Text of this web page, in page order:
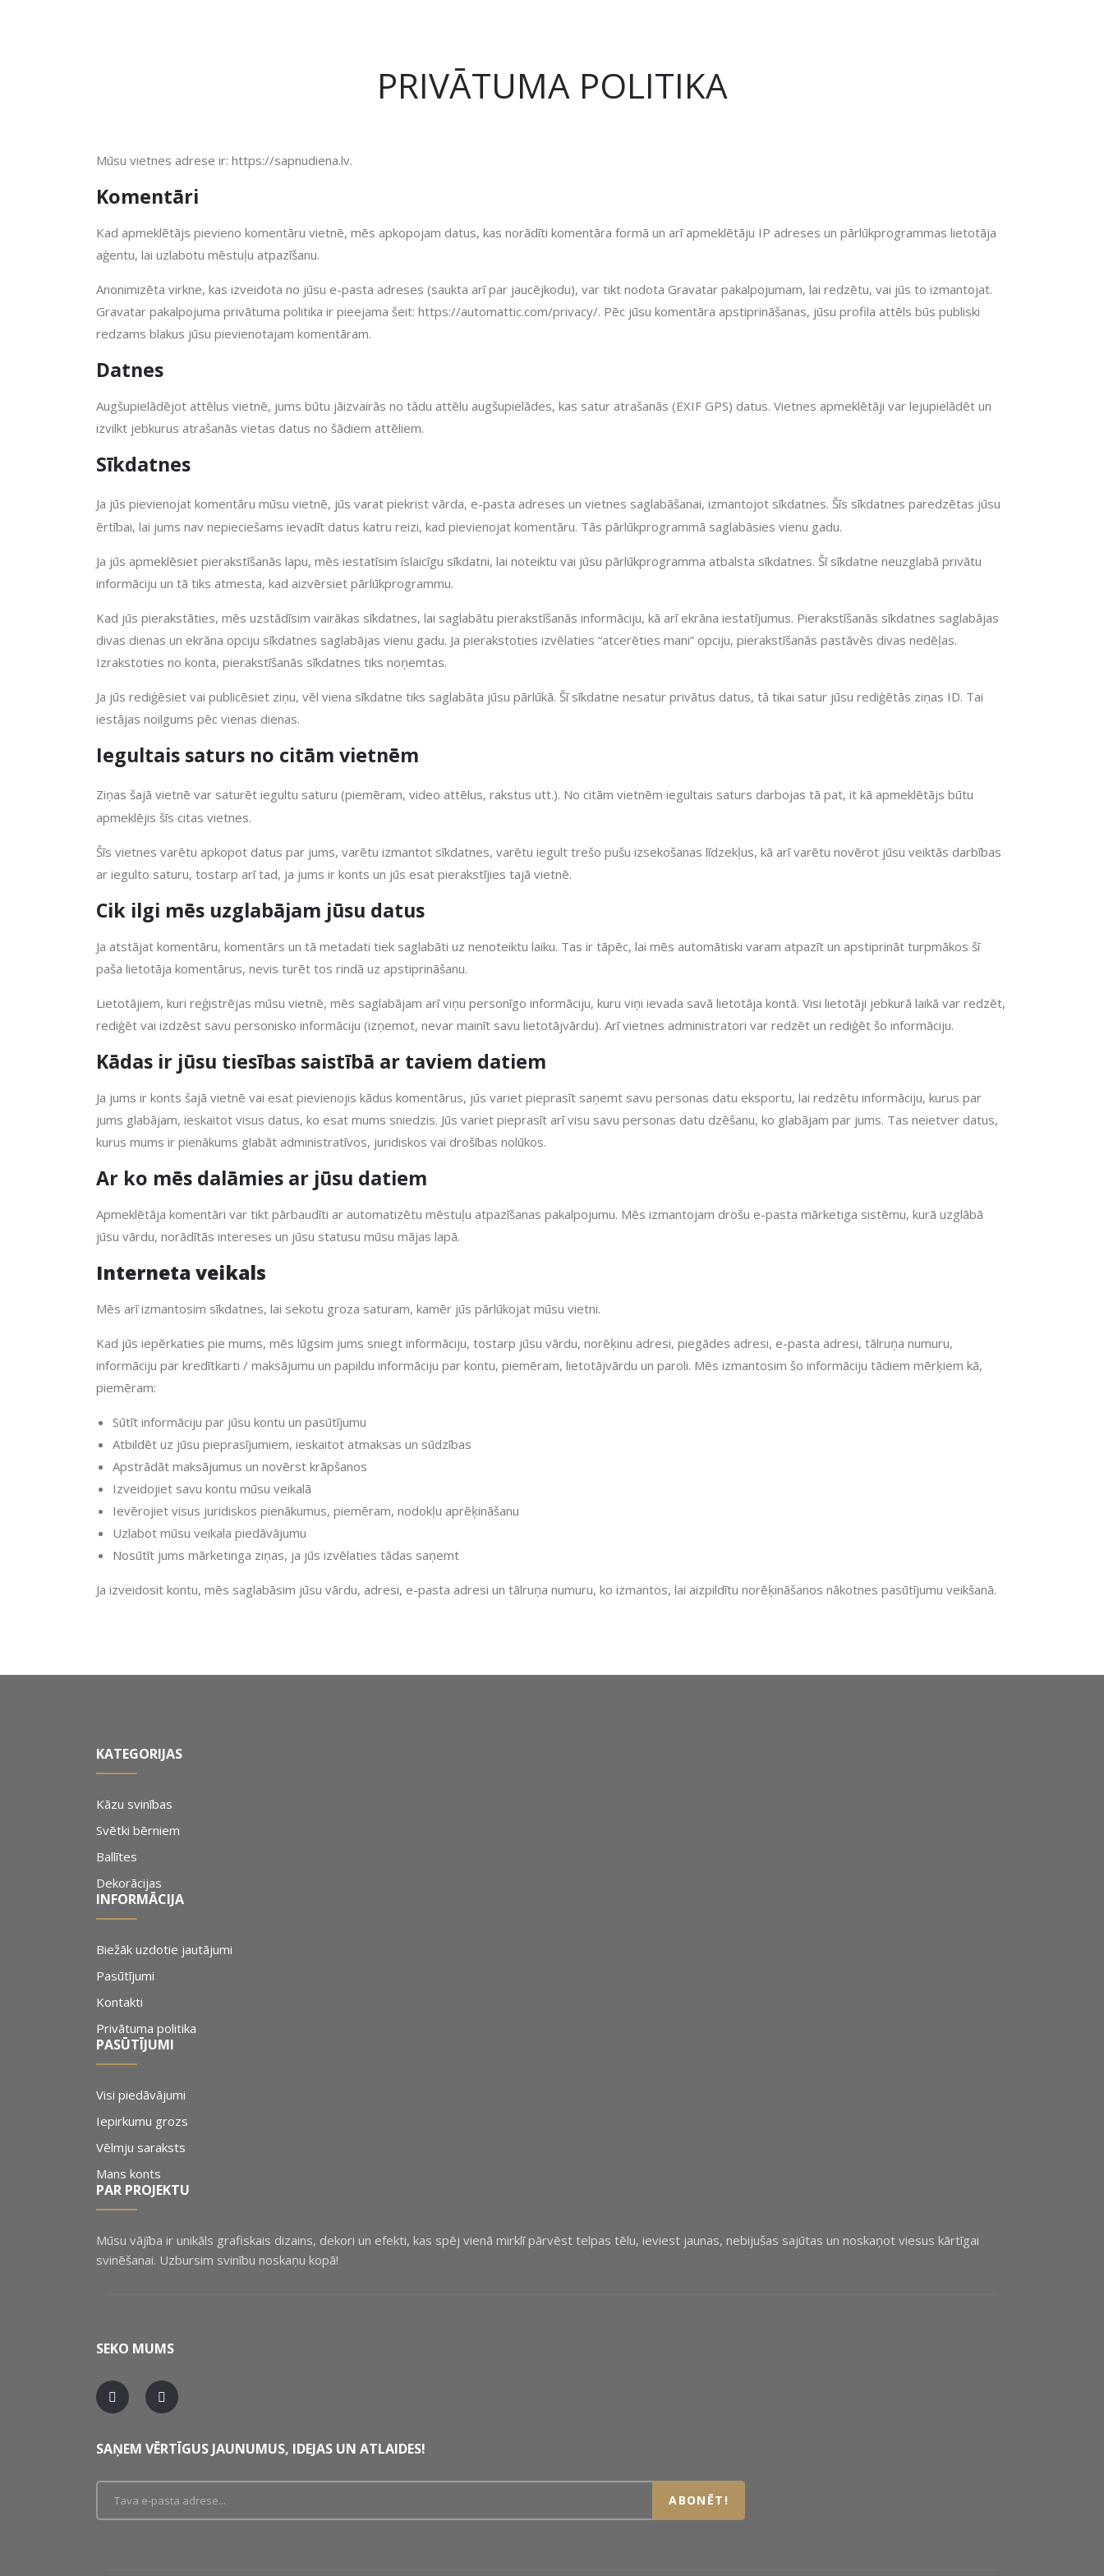
PRIVĀTUMA POLITIKA
Mūsu vietnes adrese ir: https://sapnudiena.lv.
Komentāri
Kad apmeklētājs pievieno komentāru vietnē, mēs apkopojam datus, kas norādīti komentāra formā un arī apmeklētāju IP adreses un pārlūkprogrammas lietotāja
aģentu, lai uzlabotu mēstuļu atpazīšanu.
Anonimizēta virkne, kas izveidota no jūsu e-pasta adreses (saukta arī par jaucējkodu), var tikt nodota Gravatar pakalpojumam, lai redzētu, vai jūs to izmantojat.
Gravatar pakalpojuma privātuma politika ir pieejama šeit: https://automattic.com/privacy/. Pēc jūsu komentāra apstiprināšanas, jūsu profila attēls būs publiski
redzams blakus jūsu pievienotajam komentāram.
Datnes
Augšupielādējot attēlus vietnē, jums būtu jāizvairās no tādu attēlu augšupielādes, kas satur atrašanās (EXIF GPS) datus. Vietnes apmeklētāji var lejupielādēt un
izvilkt jebkurus atrašanās vietas datus no šādiem attēliem.
Sīkdatnes
Ja jūs pievienojat komentāru mūsu vietnē, jūs varat piekrist vārda, e-pasta adreses un vietnes saglabāšanai, izmantojot sīkdatnes. Šīs sīkdatnes paredzētas jūsu
ērtībai, lai jums nav nepieciešams ievadīt datus katru reizi, kad pievienojat komentāru. Tās pārlūkprogrammā saglabāsies vienu gadu.
Ja jūs apmeklēsiet pierakstīšanās lapu, mēs iestatīsim īslaicīgu sīkdatni, lai noteiktu vai jūsu pārlūkprogramma atbalsta sīkdatnes. Šī sīkdatne neuzglabā privātu
informāciju un tā tiks atmesta, kad aizvērsiet pārlūkprogrammu.
Kad jūs pierakstāties, mēs uzstādīsim vairākas sīkdatnes, lai saglabātu pierakstīšanās informāciju, kā arī ekrāna iestatījumus. Pierakstīšanās sīkdatnes saglabājas
divas dienas un ekrāna opciju sīkdatnes saglabājas vienu gadu. Ja pierakstoties izvēlaties “atcerēties mani” opciju, pierakstīšanās pastāvēs divas nedēļas.
Izrakstoties no konta, pierakstīšanās sīkdatnes tiks noņemtas.
Ja jūs rediģēsiet vai publicēsiet ziņu, vēl viena sīkdatne tiks saglabāta jūsu pārlūkā. Šī sīkdatne nesatur privātus datus, tā tikai satur jūsu rediģētās ziņas ID. Tai
iestājas noilgums pēc vienas dienas.
Iegultais saturs no citām vietnēm
Ziņas šajā vietnē var saturēt iegultu saturu (piemēram, video attēlus, rakstus utt.). No citām vietnēm iegultais saturs darbojas tā pat, it kā apmeklētājs būtu
apmeklējis šīs citas vietnes.
Šīs vietnes varētu apkopot datus par jums, varētu izmantot sīkdatnes, varētu iegult trešo pušu izsekošanas līdzekļus, kā arī varētu novērot jūsu veiktās darbības
ar iegulto saturu, tostarp arī tad, ja jums ir konts un jūs esat pierakstījies tajā vietnē.
Cik ilgi mēs uzglabājam jūsu datus
Ja atstājat komentāru, komentārs un tā metadati tiek saglabāti uz nenoteiktu laiku. Tas ir tāpēc, lai mēs automātiski varam atpazīt un apstiprināt turpmākos šī
paša lietotāja komentārus, nevis turēt tos rindā uz apstiprināšanu.
Lietotājiem, kuri reģistrējas mūsu vietnē, mēs saglabājam arī viņu personīgo informāciju, kuru viņi ievada savā lietotāja kontā. Visi lietotāji jebkurā laikā var redzēt,
rediģēt vai izdzēst savu personisko informāciju (izņemot, nevar mainīt savu lietotājvārdu). Arī vietnes administratori var redzēt un rediģēt šo informāciju.
Kādas ir jūsu tiesības saistībā ar taviem datiem
Ja jums ir konts šajā vietnē vai esat pievienojis kādus komentārus, jūs variet pieprasīt saņemt savu personas datu eksportu, lai redzētu informāciju, kurus par
jums glabājam, ieskaitot visus datus, ko esat mums sniedzis. Jūs variet pieprasīt arī visu savu personas datu dzēšanu, ko glabājam par jums. Tas neietver datus,
kurus mums ir pienākums glabāt administratīvos, juridiskos vai drošības nolūkos.
Ar ko mēs dalāmies ar jūsu datiem
Apmeklētāja komentāri var tikt pārbaudīti ar automatizētu mēstuļu atpazīšanas pakalpojumu. Mēs izmantojam drošu e-pasta mārketiga sistēmu, kurā uzglābā
jūsu vārdu, norādītās intereses un jūsu statusu mūsu mājas lapā.
Interneta veikals
Mēs arī izmantosim sīkdatnes, lai sekotu groza saturam, kamēr jūs pārlūkojat mūsu vietni.
Kad jūs iepērkaties pie mums, mēs lūgsim jums sniegt informāciju, tostarp jūsu vārdu, norēķinu adresi, piegādes adresi, e-pasta adresi, tālruņa numuru,
informāciju par kredītkarti / maksājumu un papildu informāciju par kontu, piemēram, lietotājvārdu un paroli. Mēs izmantosim šo informāciju tādiem mērķiem kā,
piemēram:
Sūtīt informāciju par jūsu kontu un pasūtījumu
Atbildēt uz jūsu pieprasījumiem, ieskaitot atmaksas un sūdzības
Apstrādāt maksājumus un novērst krāpšanos
Izveidojiet savu kontu mūsu veikalā
Ievērojiet visus juridiskos pienākumus, piemēram, nodokļu aprēķināšanu
Uzlabot mūsu veikala piedāvājumu
Nosūtīt jums mārketinga ziņas, ja jūs izvēlaties tādas saņemt
Ja izveidosit kontu, mēs saglabāsim jūsu vārdu, adresi, e-pasta adresi un tālruņa numuru, ko izmantos, lai aizpildītu norēķināšanos nākotnes pasūtījumu veikšanā.
KATEGORIJAS
Kāzu svinības
Svētki bērniem
Ballītes
Dekorācijas
INFORMĀCIJA
Biežāk uzdotie jautājumi
Pasūtījumi
Kontakti
Privātuma politika
PASŪTĪJUMI
Visi piedāvājumi
Iepirkumu grozs
Vēlmju saraksts
Mans konts
PAR PROJEKTU
Mūsu vājība ir unikāls grafiskais dizains, dekori un efekti, kas spēj vienā mirklī pārvēst telpas tēlu, ieviest jaunas, nebijušas sajūtas un noskaņot viesus kārtīgai
svinēšanai. Uzbursim svinību noskaņu kopā!
SEKO MUMS
SAŅEM VĒRTĪGUS JAUNUMUS, IDEJAS UN ATLAIDES!
ABONĒT!